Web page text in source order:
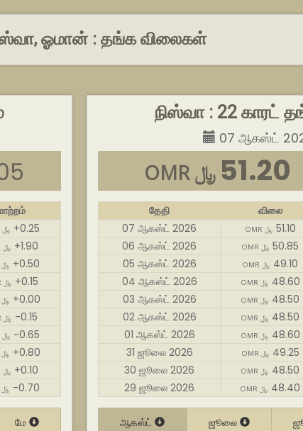
ஓமான் : தங்க விலைகள்
OMR ﷼ +0.25
OMR ﷼ +1.90
OMR ﷼ +0.50
OMR ﷼ +0.15
OMR ﷼ +0.00
OMR ﷼ -0.15
OMR ﷼ -0.65
OMR ﷼ +0.80
OMR ﷼ +0.10
OMR ﷼ -0.70
மே
நிஸ்வா : 22 காரட்
07 ஆகஸ்ட்
OMR ﷼ 51.20
தேதி விலை
07 ஆகஸ்ட் 2026
OMR ﷼ 51.10
06 ஆகஸ்ட் 2026
OMR ﷼ 50.85
05 ஆகஸ்ட் 2026
OMR ﷼ 49.10
04 ஆகஸ்ட் 2026
OMR ﷼ 48.60
03 ஆகஸ்ட் 2026
OMR ﷼ 48.50
02 ஆகஸ்ட் 2026
OMR ﷼ 48.50
01 ஆகஸ்ட் 2026
OMR ﷼ 48.60
31 ஜூலை 2026
OMR ﷼ 49.25
30 ஜூலை 2026
OMR ﷼ 48.50
29 ஜூலை 2026
OMR ﷼ 48.40
ஆகஸ்ட் ஜூலை